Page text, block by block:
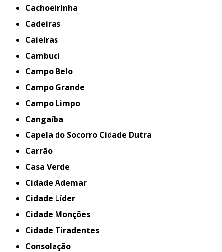
Cachoeirinha
Cadeiras
Caieiras
Cambuci
Campo Belo
Campo Grande
Campo Limpo
Cangaíba
Capela do Socorro Cidade Dutra
Carrão
Casa Verde
Cidade Ademar
Cidade Líder
Cidade Monções
Cidade Tiradentes
Consolação